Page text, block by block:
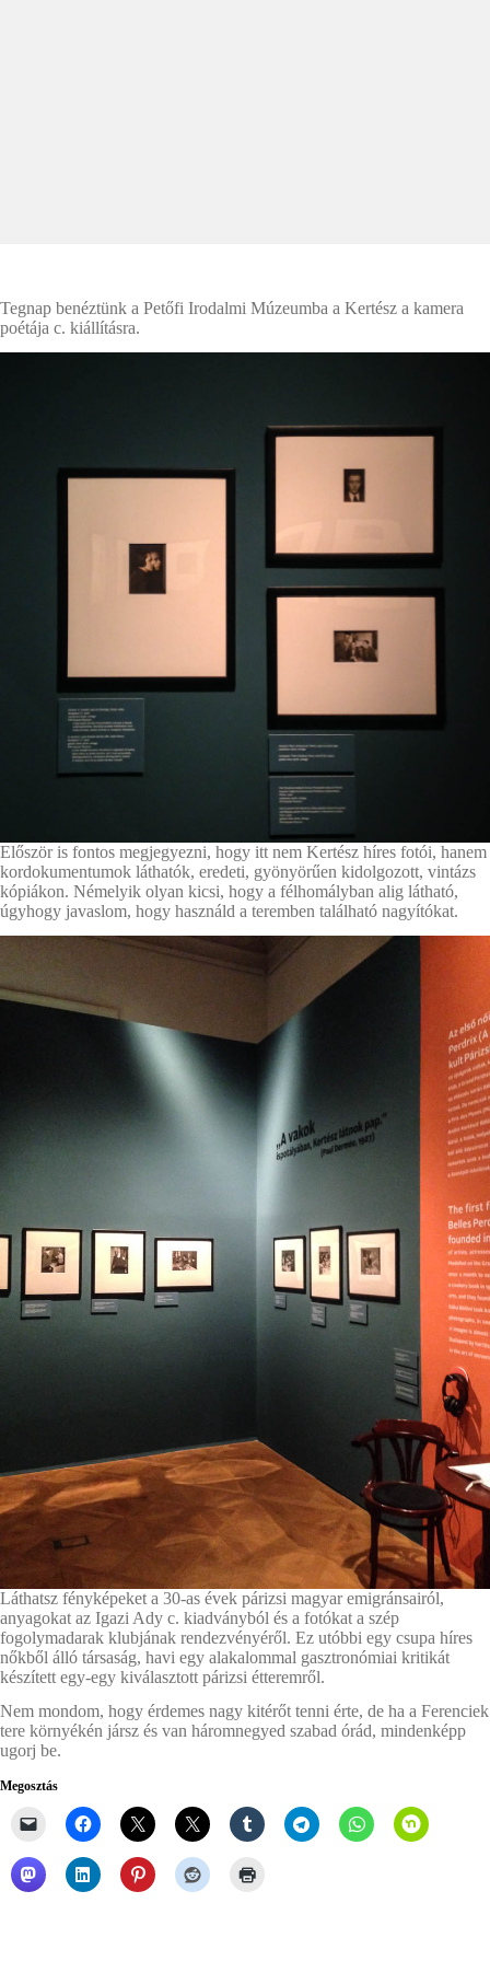
Tegnap benéztünk a Petőfi Irodalmi Múzeumba a Kertész a kamera
poétája c. kiállításra.
Először is fontos megjegyezni, hogy itt nem Kertész híres fotói, hanem
kordokumentumok láthatók, eredeti, gyönyörűen kidolgozott, vintázs
kópiákon. Némelyik olyan kicsi, hogy a félhomályban alig látható,
úgyhogy javaslom, hogy használd a teremben található nagyítókat.
Láthatsz fényképeket a 30-as évek párizsi magyar emigránsairól,
anyagokat az Igazi Ady c. kiadványból és a fotókat a szép
fogolymadarak klubjának rendezvényéről. Ez utóbbi egy csupa híres
nőkből álló társaság, havi egy alakalommal gasztronómiai kritikát
készített egy-egy kiválasztott párizsi étteremről.
Nem mondom, hogy érdemes nagy kitérőt tenni érte, de ha a Ferenciek
tere környékén jársz és van háromnegyed szabad órád, mindenképp
ugorj be.
Megosztás